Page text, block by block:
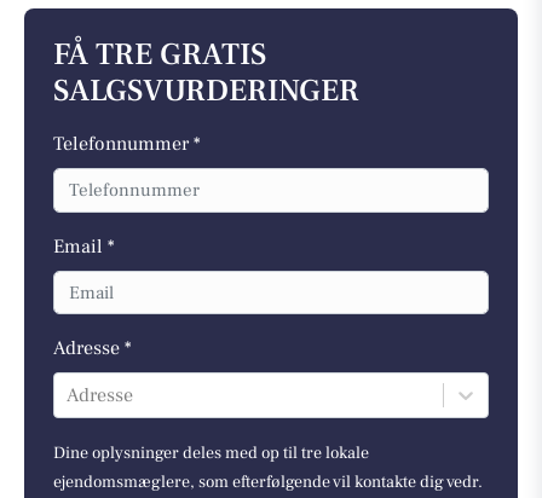
FÅ TRE GRATIS
SALGSVURDERINGER
Telefonnummer *
Email *
Adresse *
Adresse
Dine oplysninger deles med op til tre lokale
ejendomsmæglere, som efterfølgende vil kontakte dig vedr.